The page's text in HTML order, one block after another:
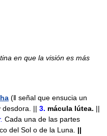
en que la visión es más
(ǁ señal que ensucia un
desdora. || 3. mácula lútea. ||
Cada una de las partes
del Sol o de la Luna. ||